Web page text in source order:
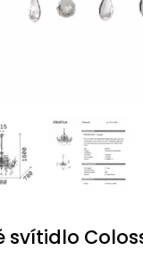
svítidlo